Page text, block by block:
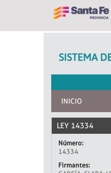
SISTEMA
INICIO
LEY 14334
Número:
14334
Firmantes: